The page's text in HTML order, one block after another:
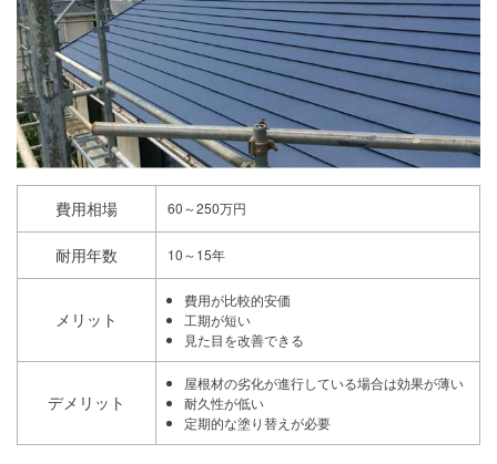
費用相場 60～250万円
耐用年数 10～15年
メリット
費用が比較的安価
工期が短い
見た目を改善できる
デメリット
屋根材の劣化が進行している場合は効果が薄い
耐久性が低い
定期的な塗り替えが必要